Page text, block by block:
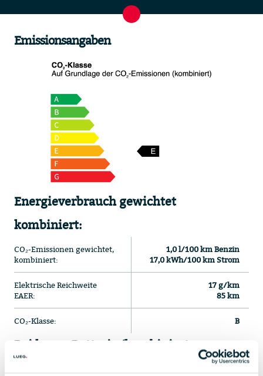
Emissionsangaben
Energieverbrauch gewichtet
kombiniert:
CO₂-Emissionen gewichtet,
kombiniert:
1,0 l/100 km Benzin
17,0 kWh/100 km Strom
Elektrische Reichweite
EAER:
17 g/km
85 km
CO₂-Klasse: B
Bei leerer Batterie (kombinierte